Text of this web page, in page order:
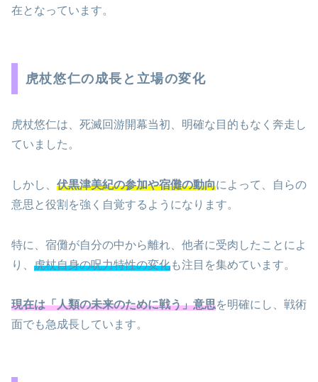
在となっています。
虎杖悠仁の成長と立場の変化
虎杖悠仁は、死滅回游開幕当初、明確な目的もなく奔走し
ていました。
しかし、 伏黒津美紀の参加や宿儺の動向によって、自らの
意思と役割を強く自覚するようになります。
特に、宿儺が自分の中から離れ、他者に受肉したことによ
り、 虎杖自身の呪力特性の変化も注目を集めています。
現在は「人類の未来のために戦う」意思を明確にし、戦術
面でも急成長しています。